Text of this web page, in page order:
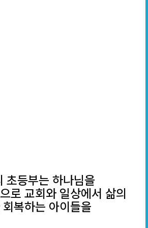
초등부는 하나님을
로 교회와 일상에서 삶의
복하는 아이들을